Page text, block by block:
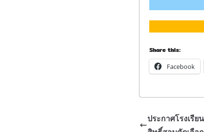
Share this:
Facebook
ประกาศโรงเรี